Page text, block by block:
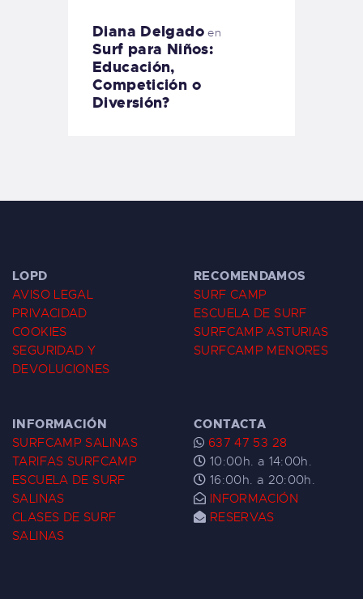
Diana Delgadoen
Surf para Niños:
Educación,
Competición o
Diversión?
LOPD
AVISO LEGAL
PRIVACIDAD
COOKIES
SEGURIDAD Y
DEVOLUCIONES
RECOMENDAMOS
SURF CAMP
ESCUELA DE SURF
SURFCAMP ASTURIAS
SURFCAMP MENORES
INFORMACIÓN
SURFCAMP SALINAS
TARIFAS SURFCAMP
ESCUELA DE SURF
SALINAS
CLASES DE SURF
SALINAS
CONTACTA
637 47 53 28
10:00h. a 14:00h.
16:00h. a 20:00h.
INFORMACIÓN
RESERVAS